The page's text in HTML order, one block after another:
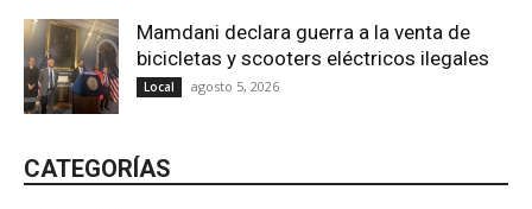
Mamdani declara guerra a la venta de
bicicletas y scooters eléctricos ilegales
Local agosto 5, 2026
CATEGORÍAS